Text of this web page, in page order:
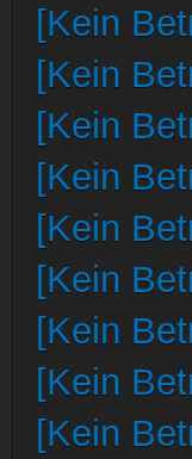
[Kein
[Kein
[Kein
[Kein
[Kein
[Kein
[Kein
[Kein
[Kein